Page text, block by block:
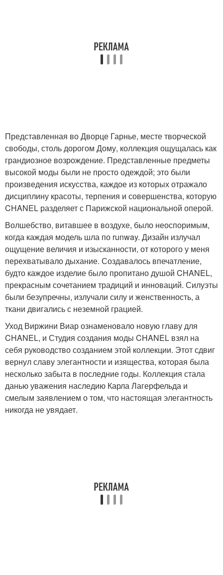
Представленная во Дворце Гарнье, месте творческой
свободы, столь дорогом Дому, коллекция ощущалась как
грандиозное возрождение. Представленные предметы
высокой моды были не просто одеждой; это были
произведения искусства, каждое из которых отражало
дисциплину красоты, терпения и совершенства, которую
CHANEL разделяет с Парижской национальной оперой.
Волшебство, витавшее в воздухе, было неоспоримым,
когда каждая модель шла по runway. Дизайн излучал
ощущение величия и изысканности, от которого у меня
перехватывало дыхание. Создавалось впечатление,
будто каждое изделие было пропитано душой CHANEL,
прекрасным сочетанием традиций и инноваций. Силуэты
были безупречны, излучали силу и женственность, а
ткани двигались с неземной грацией.
Уход Виржини Виар ознаменовало новую главу для
CHANEL, и Студия создания моды CHANEL взял на
себя руководство созданием этой коллекции. Этот сдвиг
вернул славу элегантности и изящества, которая была
несколько забыта в последние годы. Коллекция стала
данью уважения наследию Карла Лагерфельда и
смелым заявлением о том, что настоящая элегантность
никогда не увядает.